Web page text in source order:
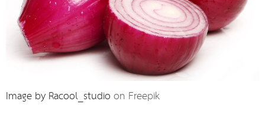
Image by Racool_studioon Freepik